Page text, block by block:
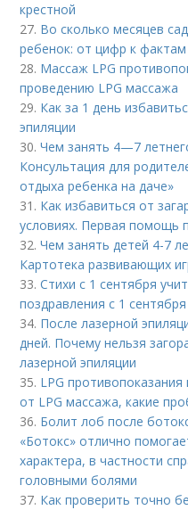
крестной
27. Во сколько месяцев
ребенок: от цифр к фактам
28. Массаж LPG
проведению LPG массажа
29. Как за 1 день
эпиляции
30.Чем занять 4—7
Консультация для
отдыха ребенка на даче»
31. Как избавиться от
условиях. Первая помощь
32.Чем занять детей 4-7
Картотека развивающих
33.Стихи с 1 сентября
поздравления с 1
34. После лазерной
дней. Почему нельзя
лазерной эпиляции
35. LPG
от LPG массажа, какие
36. Болит лоб после
«Ботокс» отлично
характера, в частности
головными болями
37. Как проверить точно